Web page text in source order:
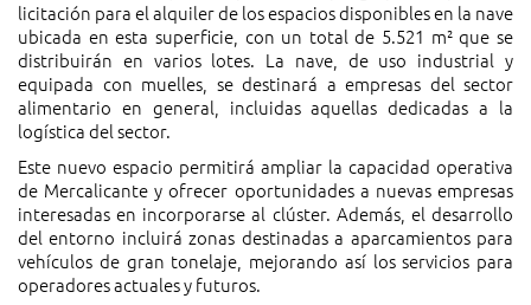
licitación para el alquiler de los espacios disponibles en la nave
ubicada en esta superficie, con un total de 5.521 m² que se
distribuirán en varios lotes. La nave, de uso industrial y
equipada con muelles, se destinará a empresas del sector
alimentario en general, incluidas aquellas dedicadas a la
logística del sector.
Este nuevo espacio permitirá ampliar la capacidad operativa
de Mercalicante y ofrecer oportunidades a nuevas empresas
interesadas en incorporarse al clúster. Además, el desarrollo
del entorno incluirá zonas destinadas a aparcamientos para
vehículos de gran tonelaje, mejorando así los servicios para
operadores actuales y futuros.